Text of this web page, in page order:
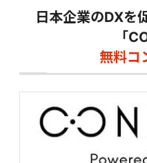
日本企業のDXを
「
無料コ